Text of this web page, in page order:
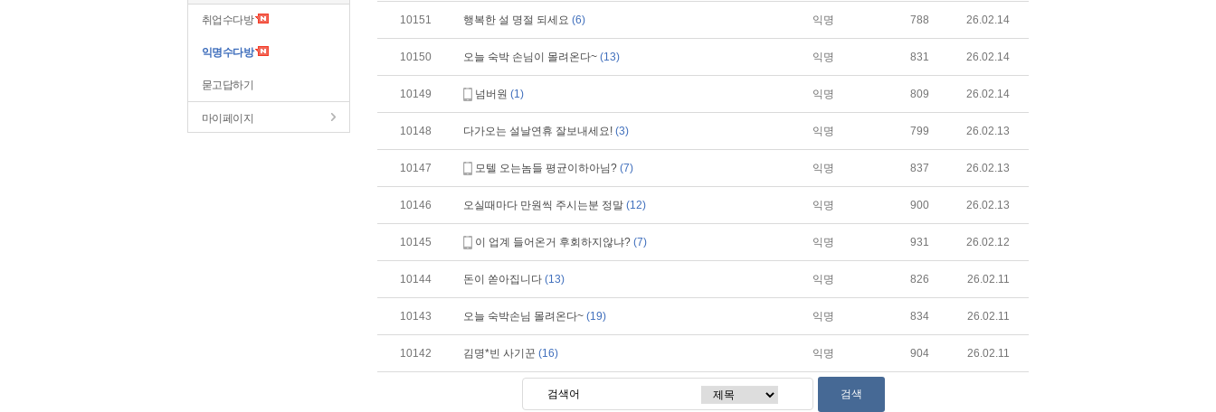
취업수다방
익명수다방
묻고답하기
마이페이지
10151 행복한 설 명절 되세요 (6) 익명 788 26.02.14
10150 오늘 숙박 손님이 몰려온다~ (13) 익명 831 26.02.14
10149 넘버원 (1) 익명 809 26.02.14
10148 다가오는 설날연휴 잘보내세요! (3) 익명 799 26.02.13
10147 모텔 오는놈들 평균이하아님? (7) 익명 837 26.02.13
10146 오실때마다 만원씩 주시는분 정말 (12) 익명 900 26.02.13
10145 이 업계 들어온거 후회하지않냐? (7) 익명 931 26.02.12
10144 돈이 쏟아집니다 (13) 익명 826 26.02.11
10143 오늘 숙박손님 몰려온다~ (19) 익명 834 26.02.11
10142 김명*빈 사기꾼 (16) 익명 904 26.02.11